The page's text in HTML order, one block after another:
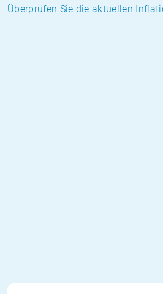
Überprüfen Sie die aktuellen